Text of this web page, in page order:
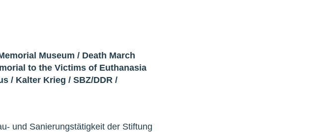
Museum / Death March
to the Victims of Euthanasia
/ Kalter Krieg / SBZ/DDR /
und Sanierungstätigkeit der Stiftung